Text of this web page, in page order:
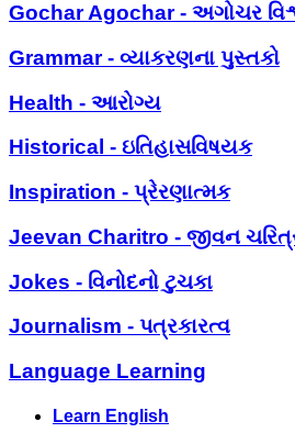
Gochar Agochar - અગોચર
Grammar - વ્યાકરણના પુસ્તકો
Health - આરોગ્ય
Historical - ઇતિહાસવિષયક
Inspiration - પ્રેરણાત્મક
Jeevan Charitro - જીવન
Jokes - વિનોદનો ટુચકા
Journalism - પત્રકારત્વ
Language Learning
Learn English